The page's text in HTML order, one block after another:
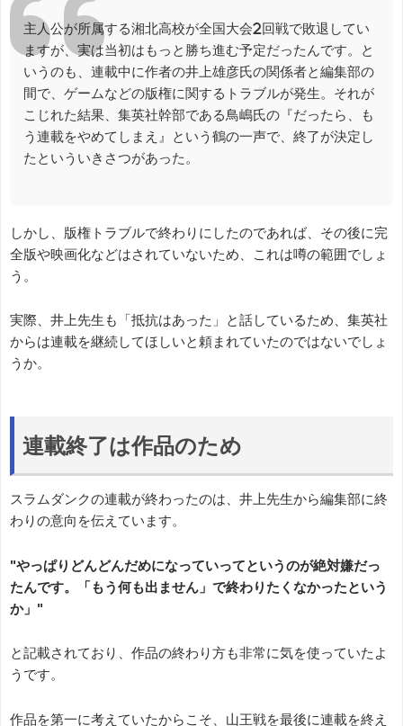
主人公が所属する湘北高校が全国大会2回戦で敗退してい
ますが、実は当初はもっと勝ち進む予定だったんです。と
いうのも、連載中に作者の井上雄彦氏の関係者と編集部の
間で、ゲームなどの版権に関するトラブルが発生。それが
こじれた結果、集英社幹部である鳥嶋氏の『だったら、も
う連載をやめてしまえ』という鶴の一声で、終了が決定し
たといういきさつがあった。
しかし、版権トラブルで終わりにしたのであれば、その後に完
全版や映画化などはされていないため、これは噂の範囲でしょ
う。
実際、井上先生も「抵抗はあった」と話しているため、集英社
からは連載を継続してほしいと頼まれていたのではないでしょ
うか。
連載終了は作品のため
スラムダンクの連載が終わったのは、井上先生から編集部に終
わりの意向を伝えています。
"やっぱりどんどんだめになっていってというのが絶対嫌だっ
たんです。「もう何も出ません」で終わりたくなかったという
か」"
と記載されており、作品の終わり方も非常に気を使っていたよ
うです。
作品を第一に考えていたからこそ、山王戦を最後に連載を終え